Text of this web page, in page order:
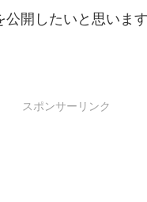
開したいと思います
スポンサーリンク